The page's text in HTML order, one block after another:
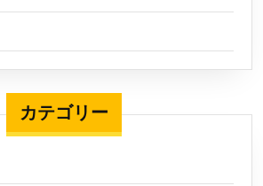
カテゴリー